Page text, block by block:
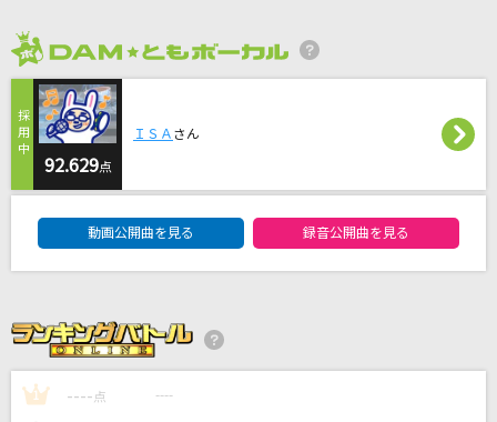
ポルノグラフィティ
Rusty Nail(ビデオクリップバージョン)
友よ～この先もずっと…
ケツメイシ
[生音]君がいるだけで
米米CLUB
君はロックを聴かない
92.629点
ＩＳＡ さん
動画公開曲を見る 録音公開曲を見る
1 ---- 点 ----